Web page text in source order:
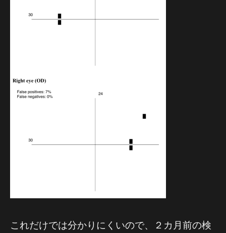
これだけでは分かりにくいので、２カ月前の検